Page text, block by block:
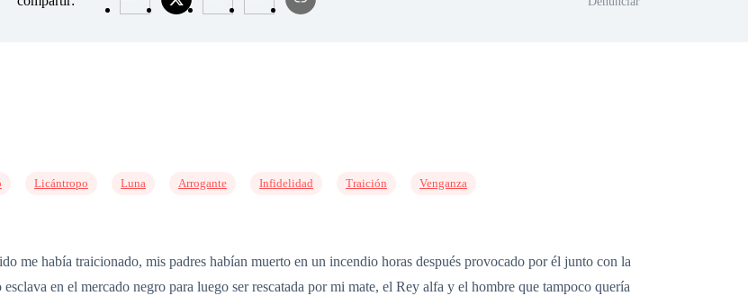
Licántropo Luna Arrogante Infidelidad Traición Venganza
me había traicionado, mis padres habían muerto en un incendio horas después provocado por él junto con la
en el mercado negro para luego ser rescatada por mi mate, el Rey alfa y el hombre que tampoco quería